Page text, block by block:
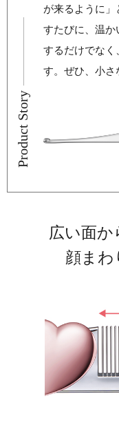
Product Story
が来るように
すたびに、温か
するだけでな
す。ぜひ、小さ
広い面か
顔まわ